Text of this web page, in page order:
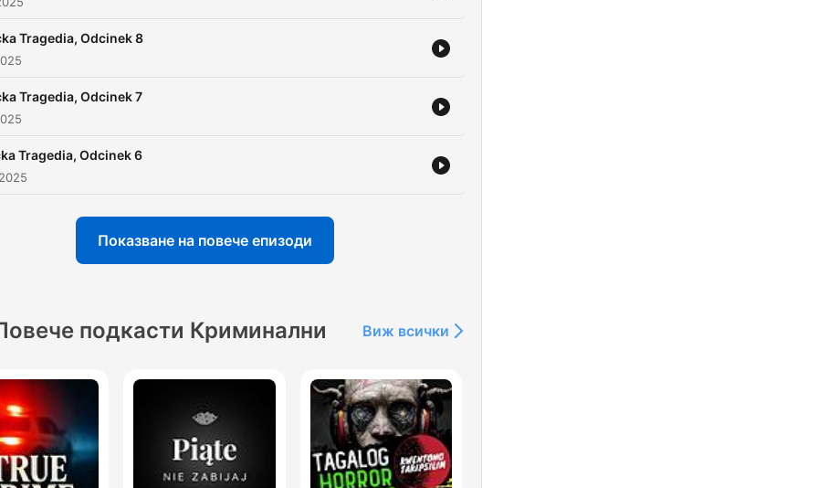
Tragedia, Odcinek 8
Tragedia, Odcinek 7
Tragedia, Odcinek 6
Показване на повече епизоди
подкасти Криминални Виж всички